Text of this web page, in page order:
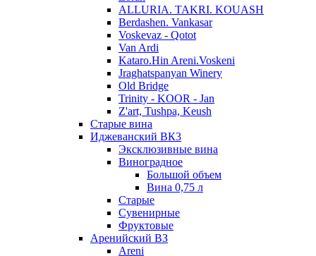
ALLURIA. TAKRI. KOUASH
Berdashen. Vankasar
Voskevaz - Qotot
Van Ardi
Kataro.Hin Areni.Voskeni
Jraghatspanyan Winery
Old Bridge
Trinity - KOOR - Jan
Z'art, Tushpa, Keush
Старые вина
Иджеванский ВК3
Эксклюзивные вина
Виноградное
Большой объем
Вина 0,75 л
Старые
Сувенирные
Фруктовые
Аренийский ВЗ
Areni